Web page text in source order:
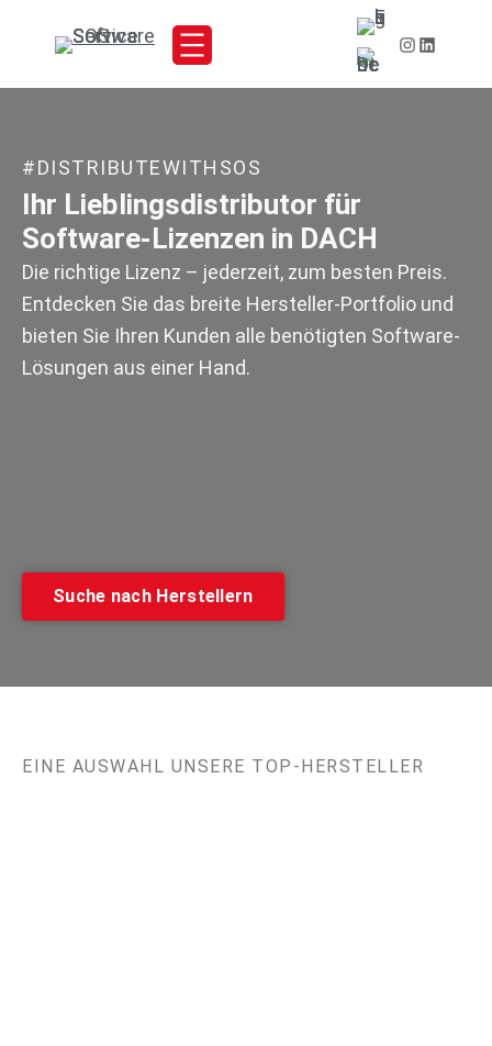
#DISTRIBUTEWITHSOS
Ihr Lieblingsdistributor für
Software-Lizenzen in DACH​
Die richtige Lizenz – jederzeit, zum besten Preis.
Entdecken Sie das breite Hersteller-Portfolio und
bieten Sie Ihren Kunden alle benötigten Software-
Lösungen aus einer Hand. ​​
Suche nach Herstellern
EINE AUSWAHL UNSERE TOP-HERSTELLER